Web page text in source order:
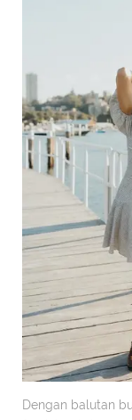
Dengan balutan